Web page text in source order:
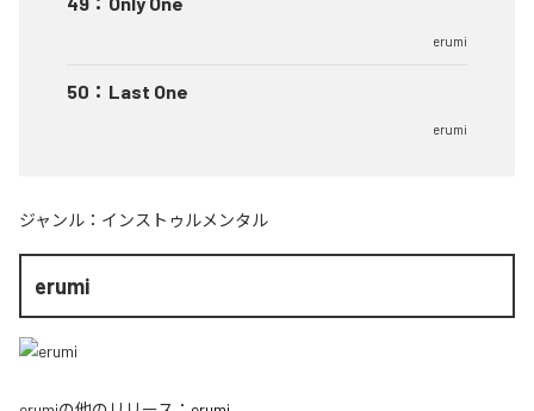
erumi
50 ： Last One
erumi
ジャンル： インストゥルメンタル
erumi